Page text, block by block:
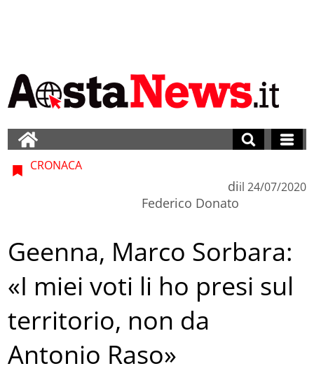
CRONACA
di
Federico Donato
il 24/07/2020
Geenna, Marco Sorbara:
«I miei voti li ho presi sul
territorio, non da
Antonio Raso»